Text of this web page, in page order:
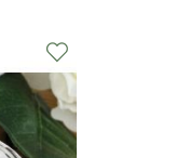
hinzufügen